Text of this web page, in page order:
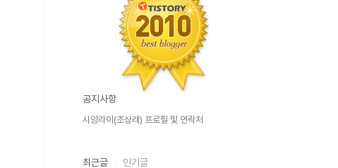
공지사항
시앙라이(조상래) 프로필 및 연락처
최근글 인기글